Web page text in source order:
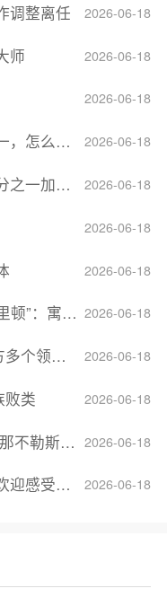
2026-06-18
调整离任
2026-06-18
师
2026-06-18
2026-06-18
回事？
2026-06-18
到经济压力
2026-06-18
2026-06-18
2026-06-18
显俄精神力量
2026-06-18
入“关键阶段”
2026-06-18
败类
2026-06-18
首席执行官
2026-06-18
真实中国